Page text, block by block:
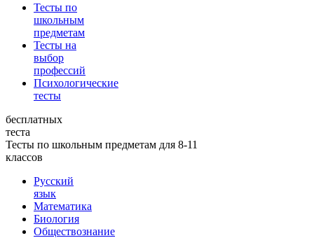
Тесты по
школьным
предметам
Тесты на
выбор
профессий
Психологические
тесты
бесплатных
теста
Тесты по школьным предметам для 8-11
классов
Русский
язык
Математика
Биология
Обществознание